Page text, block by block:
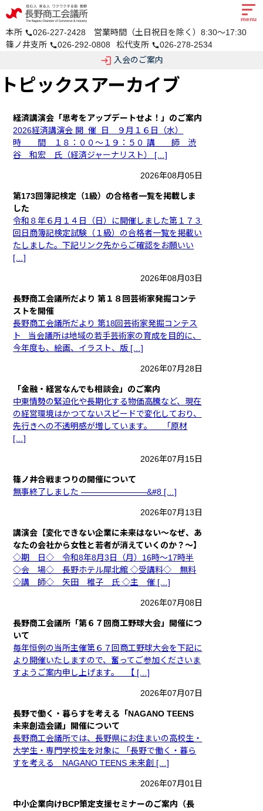
本所 call026-227-2428 営業時間（土日祝日を除く）8:30～17:30
篠ノ井支所 call026-292-0808 松代支所 call026-278-2534
login 入会のご案内
menu
トピックスアーカイブ
経済講演会「思考をアップデートせよ！」のご案内
2026経済講演会 開 催 日 ９月１６日（水）
時 間 １８：００～１９：５０ 講 師 渋
谷 和宏 氏（経済ジャーナリスト） […]
2026年08月05日
第173回簿記検定（1級）の合格者一覧を掲載しま
した
令和８年６月１４日（日）に開催しました第１７３
回日商簿記検定試験（１級）の合格者一覧を掲載い
たしました。下記リンク先からご確認をお願いい
[…]
2026年08月03日
長野商工会議所だより 第１８回芸術家発掘コンテ
ストを開催
長野商工会議所だより 第18回芸術家発掘コンテス
ト 当会議所は地域の若手芸術家の育成を目的に、
今年度も、絵画、イラスト、版 […]
2026年07月28日
「金融・経営なんでも相談会」のご案内
中東情勢の緊迫化や長期化する物価高騰など、現在
の経営環境はかつてないスピードで変化しており、
先行きへの不透明感が増しています。 「原材
[…]
2026年07月15日
篠ノ井合戦まつりの開催について
無事終了しました ————————&#8 […]
2026年07月13日
講演会【変化できない企業に未来はない～なぜ、あ
なたの会社から女性と若者が消えていくのか？～】
◇期 日◇ 令和8年8月3日（月）16時～17時半
◇会 場◇ 長野ホテル犀北館 ◇受講料◇ 無料
◇講 師◇ 矢田 稚子 氏 ◇主 催 […]
2026年07月08日
長野商工会議所「第６７回商工野球大会」開催につ
いて
毎年恒例の当所主催第６７回商工野球大会を下記に
より開催いたしますので、奮ってご参加くださいま
すようご案内申し上げます。 【 […]
2026年07月07日
長野で働く・暮らすを考える「NAGANO TEENS
未来創造会議」開催について
長野商工会議所では、長野県にお住まいの高校生・
大学生・専門学校生を対象に 「長野で働く・暮ら
すを考える NAGANO TEENS 未来創 […]
2026年07月01日
中小企業向けBCP策定支援セミナーのご案内（長